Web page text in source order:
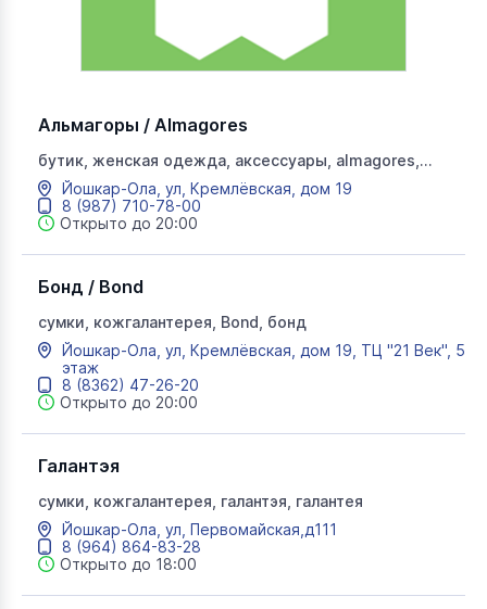
Альмагоры / Almagores
бутик, женская одежда, аксессуары, аlmagores,
алмагоес
Йошкар-Ола, ул, Кремлёвская, дом 19
8 (987) 710-78-00
Открыто до 20:00
Бонд / Bond
сумки, кожгалантерея, Bond, бонд
Йошкар-Ола, ул, Кремлёвская, дом 19, ТЦ "21 Век", 5
этаж
8 (8362) 47-26-20
Открыто до 20:00
Галантэя
сумки, кожгалантерея, галантэя, галантея
Йошкар-Ола, ул, Первомайская,д111
8 (964) 864-83-28
Открыто до 18:00